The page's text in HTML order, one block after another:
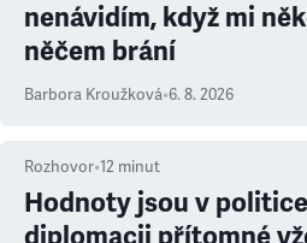
nenávidím, když mi
něčem brání
Barbora Kroužková•6. 8. 2026
Rozhovor•12 minut
Hodnoty jsou v
diplomacii přítomné